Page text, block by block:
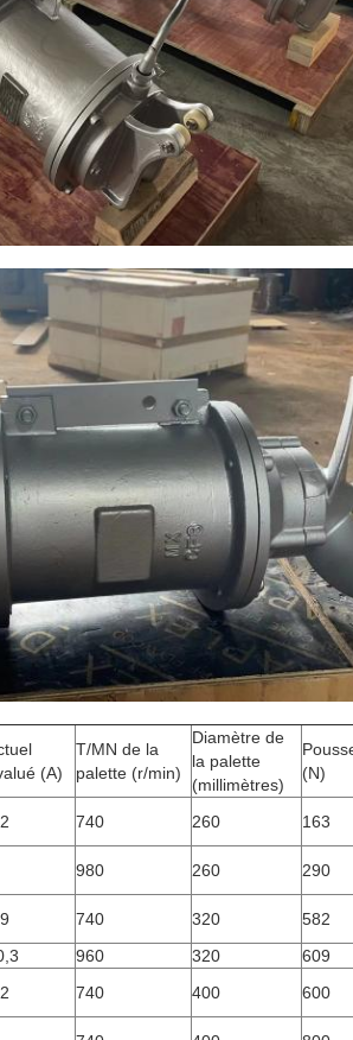
(A)
T/MN de la
palette (r/min)
Diamètre de
la palette
(millimètres)
(N)
740 260 163
980 260 290
740 320 582
960 320 609
740 400 600